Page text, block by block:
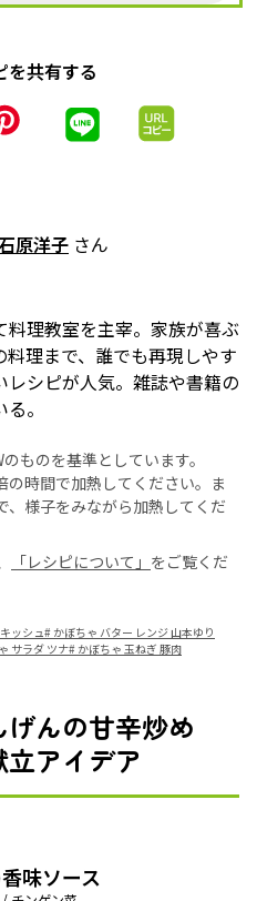
を共有する
原洋子 さん
理教室を主宰。家族が喜ぶ
理まで、誰でも再現しやす
シピが人気。雑誌や書籍の
。
ものを基準としています。
の時間で加熱してください。ま
、様子をみながら加熱してくだ
「レシピについて」 をご覧くだ
ッシュ# かぼちゃ バター レンジ 山本ゆり
サラダ ツナ# かぼちゃ 玉ねぎ 豚肉
んの甘辛炒め
アイデア
味ソース